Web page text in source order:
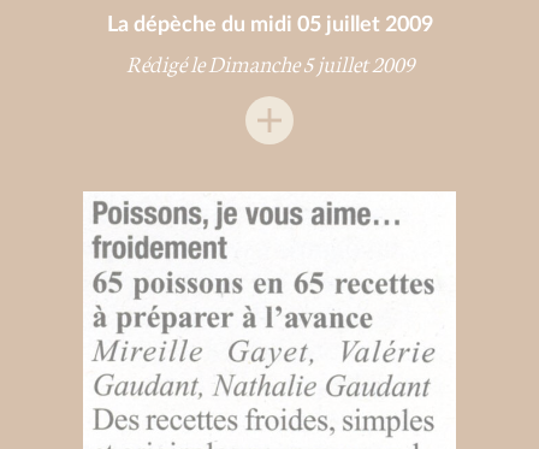
La dépèche du midi 05 juillet 2009
Rédigé le Dimanche 5 juillet 2009